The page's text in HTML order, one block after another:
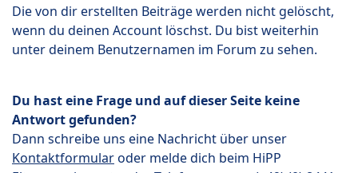
Die von dir erstellten Beiträge werden nicht gelöscht,
wenn du deinen Account löschst. Du bist weiterhin
unter deinem Benutzernamen im Forum zu sehen.
Du hast eine Frage und auf dieser Seite keine
Antwort gefunden?
Dann schreibe uns eine Nachricht über unser
Kontaktformularoder melde dich beim HiPP